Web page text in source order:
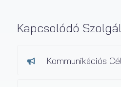
Kapcsolódó
Kommunikációs